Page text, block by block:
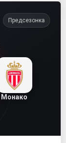
Предсезонка
Монако